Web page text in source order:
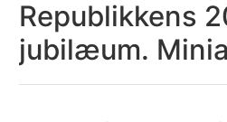
Republikkens
jubilæum.